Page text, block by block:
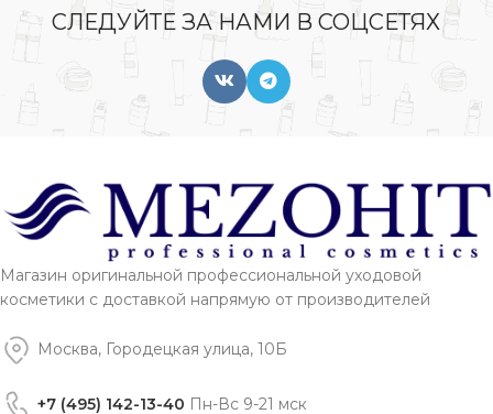
СЛЕДУЙТЕ ЗА НАМИ В СОЦСЕТЯХ
Магазин оригинальной профессиональной уходовой
косметики с доставкой напрямую от производителей
Москва, Городецкая улица, 10Б
+7 (495) 142-13-40 Пн-Вс 9-21 мск